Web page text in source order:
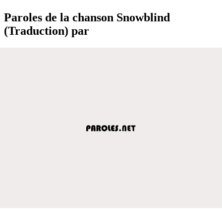
Paroles de la chanson Snowblind
(Traduction) par